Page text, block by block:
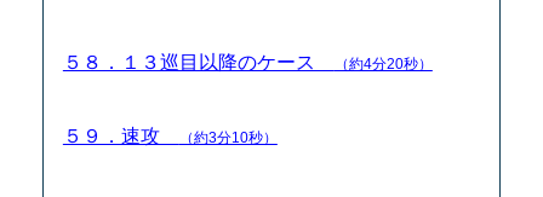
５８．１３巡目以降のケース （約4分20秒）
５９．速攻 （約3分10秒）